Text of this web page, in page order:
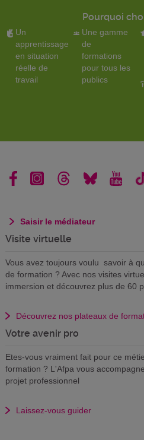
Pourquoi
Un
apprentissage
en situation
réelle de
travail
Une gamme
de
formations
pour tous les
publics
Saisir le médiateur
Visite virtuelle
Vous avez toujours voulu savoir à
de formation ? Avec nos visites
immersion et découvrez plus de 60
Découvrez nos plateaux de
Votre avenir pro
Etes-vous vraiment fait pour ce
formation ? L'Afpa vous
projet professionnel
Laissez-vous guider